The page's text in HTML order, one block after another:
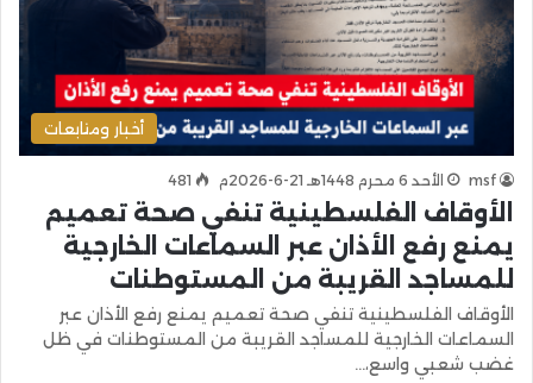
أخبار ومتابعات
msf الأحد 6 محرم 1448هـ 21-6-2026م 481
الأوقاف الفلسطينية تنفي صحة تعميم
يمنع رفع الأذان عبر السماعات الخارجية
للمساجد القريبة من المستوطنات
الأوقاف الفلسطينية تنفي صحة تعميم يمنع رفع الأذان عبر
السماعات الخارجية للمساجد القريبة من المستوطنات في ظل
غضب شعبي واسع،…